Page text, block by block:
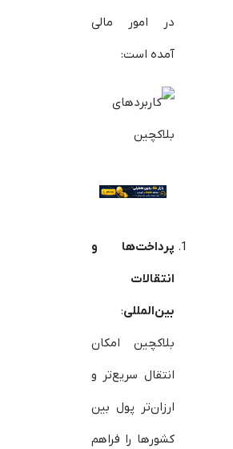
در امور مالی
آمده است:
پرداخت‌ها و
انتقالات
بین‌المللی:
بلاکچین امکان
انتقال سریع‌تر و
ارزان‌تر پول بین
کشورها را فراهم